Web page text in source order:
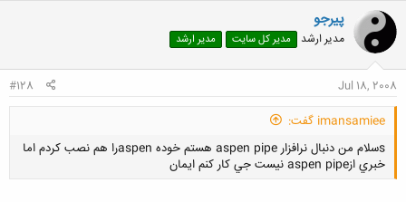
پیرجو
مدیر ارشد مدیر کل سایت مدیر ارشد
Jul 18, 2008
#128
imansamiee گفت:
sسلام من دنبال نرافزار aspen pipe هستم خوده aspenرا هم نصب كردم اما
خبري ازaspen pipe نيست جي كار كنم ايمان